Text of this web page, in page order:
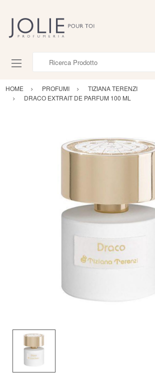
HOME PROFUMI
TIZIANA TERENZI
DRACO EXTRAIT DE PARFUM 100 ML